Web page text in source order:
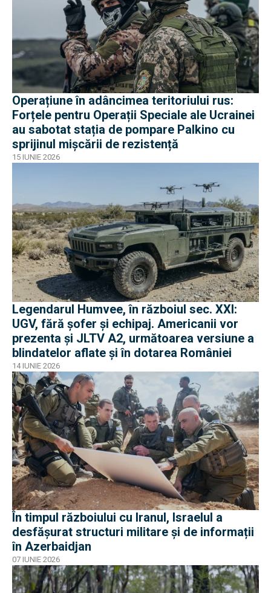
Operațiune în adâncimea teritoriului rus:
Forțele pentru Operații Speciale ale Ucrainei
au sabotat stația de pompare Palkino cu
sprijinul mișcării de rezistență
15 IUNIE 2026
Legendarul Humvee, în războiul sec. XXI:
UGV, fără șofer și echipaj. Americanii vor
prezenta și JLTV A2, următoarea versiune a
blindatelor aflate și în dotarea României
14 IUNIE 2026
În timpul războiului cu Iranul, Israelul a
desfășurat structuri militare și de informații
în Azerbaidjan
07 IUNIE 2026